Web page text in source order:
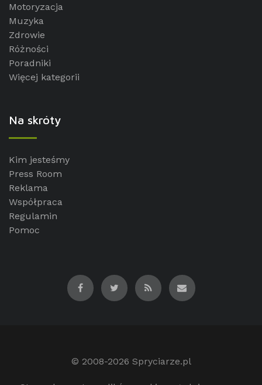
Motoryzacja
Muzyka
Zdrowie
Różności
Poradniki
Więcej kategorii
Na skróty
Kim jesteśmy
Press Room
Reklama
Współpraca
Regulamin
Pomoc
© 2008-2026 Spryciarze.pl